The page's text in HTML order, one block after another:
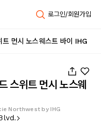
로그인/회원가입
먼시 노스웨스트 바이 IHG
스위트 먼시 노스웨
Northwest by IHG